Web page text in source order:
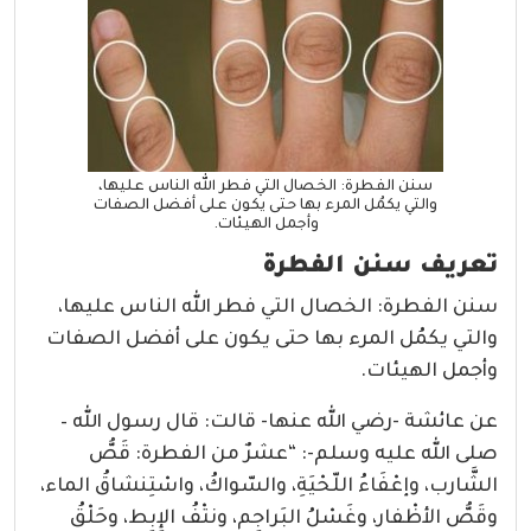
سنن الفطرة: الخصال التي فطر الله الناس عليها،
والتي يكمُل المرء بها حتى يكون على أفضل الصفات
وأجمل الهيئات.
تعريف سنن الفطرة
سنن الفطرة: الخصال التي فطر الله الناس عليها،
والتي يكمُل المرء بها حتى يكون على أفضل الصفات
وأجمل الهيئات.
عن عائشة -رضي الله عنها- قالت: قال رسول الله –
صلى الله عليه وسلم-: “عشرٌ من الفطرة: قَصُّ
الشَّارب، وإعْفَاءُ اللّحْيَةِ، والسّواكُ، واسْتِنشاقُ الماء،
وقَصُّ الأظْفار، وغَسْلُ البَراجِم، ونتْفُ الإِبِط، وحَلْقُ